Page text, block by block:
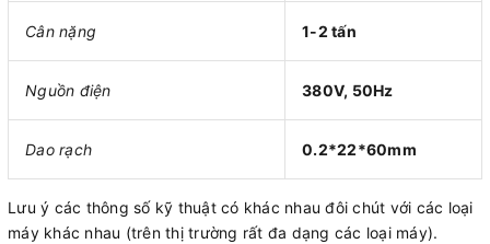
Cân nặng 1-2 tấn
Nguồn điện 380V, 50Hz
Dao rạch 0.2*22*60mm
Lưu ý các thông số kỹ thuật có khác nhau đôi chút với các loại
máy khác nhau (trên thị trường rất đa dạng các loại máy).